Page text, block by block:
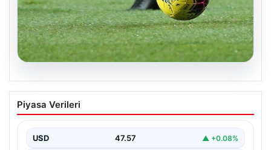
05.08.2026
04 Ağustos 2026 Salı Gününün Spor
Programı ve Maç Bilgileri
olan spor etkinlikleri ve maçlar için heyecan…
Piyasa Verileri
USD 47.57 ▲ +0.08%